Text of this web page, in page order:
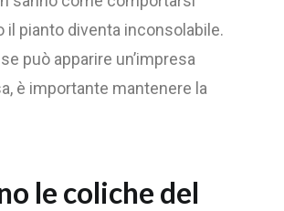
il pianto diventa inconsolabile.
può apparire un’impresa
è importante mantenere la
le coliche del